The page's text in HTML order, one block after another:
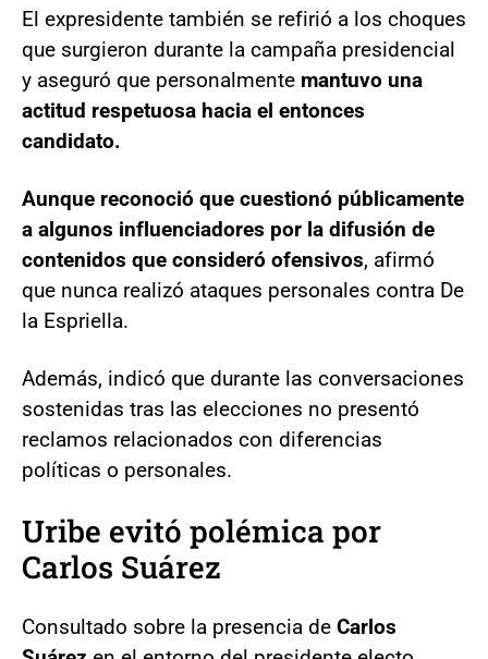
El expresidente también se refirió a los choques
que surgieron durante la campaña presidencial
y aseguró que personalmente mantuvo una
actitud respetuosa hacia el entonces
candidato.
Aunque reconoció que cuestionó públicamente
a algunos influenciadores por la difusión de
contenidos que consideró ofensivos, afirmó
que nunca realizó ataques personales contra De
la Espriella.
Además, indicó que durante las conversaciones
sostenidas tras las elecciones no presentó
reclamos relacionados con diferencias
políticas o personales.
Uribe evitó polémica por
Carlos Suárez
Consultado sobre la presencia de Carlos